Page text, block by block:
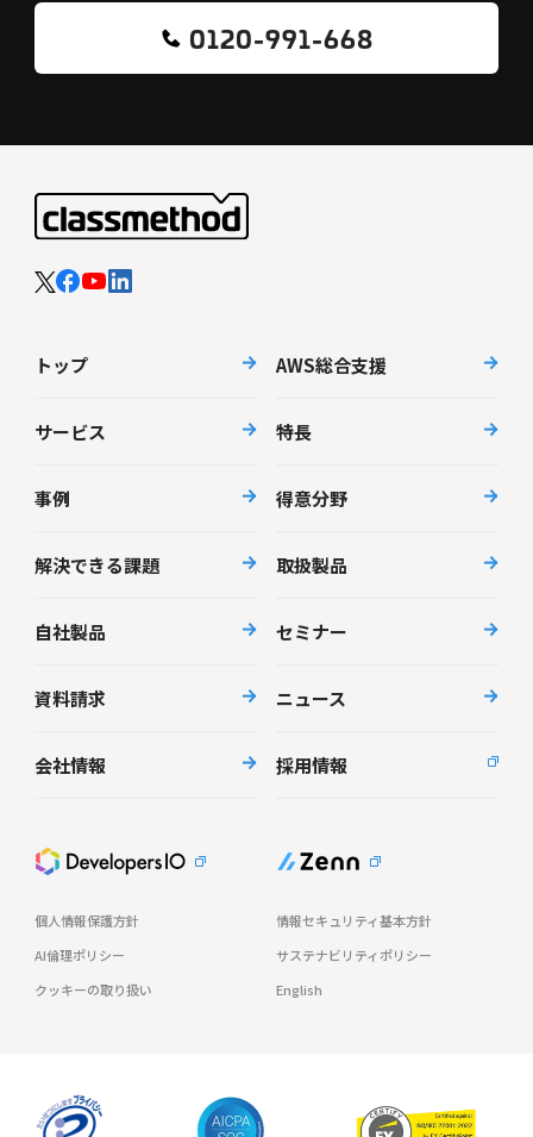
0120-991-668
トップ AWS総合支援
サービス 特長
事例 得意分野
解決できる課題 取扱製品
自社製品 セミナー
資料請求 ニュース
会社情報 採用情報
個人情報保護方針
情報セキュリティ基本方針
AI倫理ポリシー
サステナビリティポリシー
クッキーの取り扱い
English